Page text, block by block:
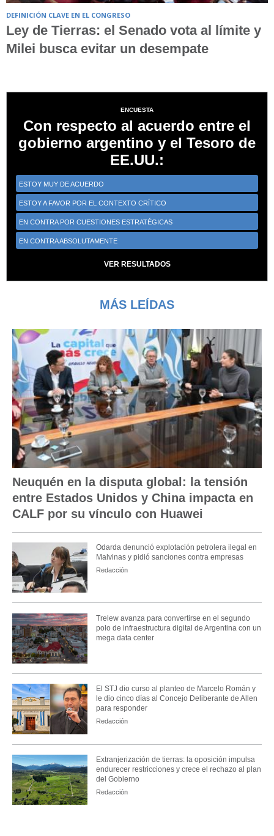
DEFINICIÓN CLAVE EN EL CONGRESO
Ley de Tierras: el Senado vota al límite y
Milei busca evitar un desempate
ENCUESTA
Con respecto al acuerdo entre el
gobierno argentino y el Tesoro de
EE.UU.:
ESTOY MUY DE ACUERDO
ESTOY A FAVOR POR EL CONTEXTO CRÍTICO
EN CONTRA POR CUESTIONES ESTRATÉGICAS
EN CONTRA ABSOLUTAMENTE
VER RESULTADOS
MÁS LEÍDAS
Neuquén en la disputa global: la tensión
entre Estados Unidos y China impacta en
CALF por su vínculo con Huawei
Odarda denunció explotación petrolera ilegal en
Malvinas y pidió sanciones contra empresas
Redacción
Trelew avanza para convertirse en el segundo
polo de infraestructura digital de Argentina con un
mega data center
El STJ dio curso al planteo de Marcelo Román y
le dio cinco días al Concejo Deliberante de Allen
para responder
Redacción
Extranjerización de tierras: la oposición impulsa
endurecer restricciones y crece el rechazo al plan
del Gobierno
Redacción